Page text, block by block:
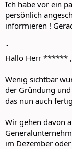
Ich habe vor ein
persönlich
informieren !
"
Hallo Herr ****** ,
Wenig sichtbar
der Gründung
das nun auch
Wir gehen davon
im Dezember